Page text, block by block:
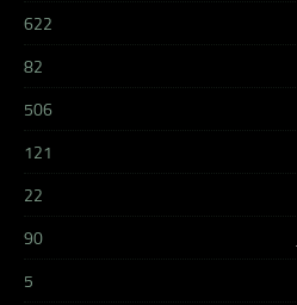
622
82
506
121
22
90
5